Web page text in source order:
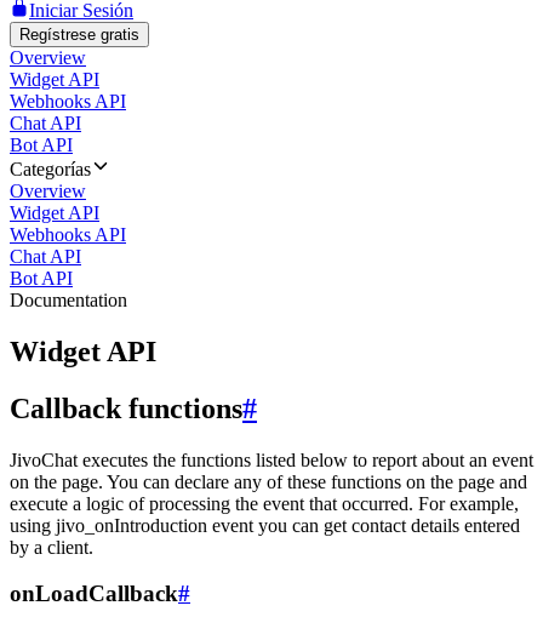
Iniciar Sesión
Regístrese gratis
Overview
Widget API
Webhooks API
Chat API
Bot API
Categorías
Overview
Widget API
Webhooks API
Chat API
Bot API
Documentation
Widget API
Callback functions#
JivoChat executes the functions listed below to report about an event
on the page. You can declare any of these functions on the page and
execute a logic of processing the event that occurred. For example,
using jivo_onIntroduction event you can get contact details entered
by a client.
onLoadCallback#